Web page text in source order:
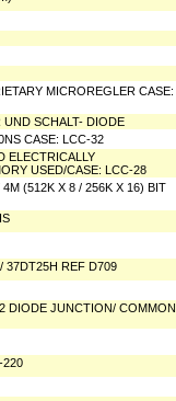
MICROREGLER CASE:
SCHALT- DIODE
CASE: LCC-32
ELECTRICALLY
USED/CASE: LCC-28
(512K X 8 / 256K X 16) BIT
37DT25H REF D709
DIODE JUNCTION/ COMMON
220